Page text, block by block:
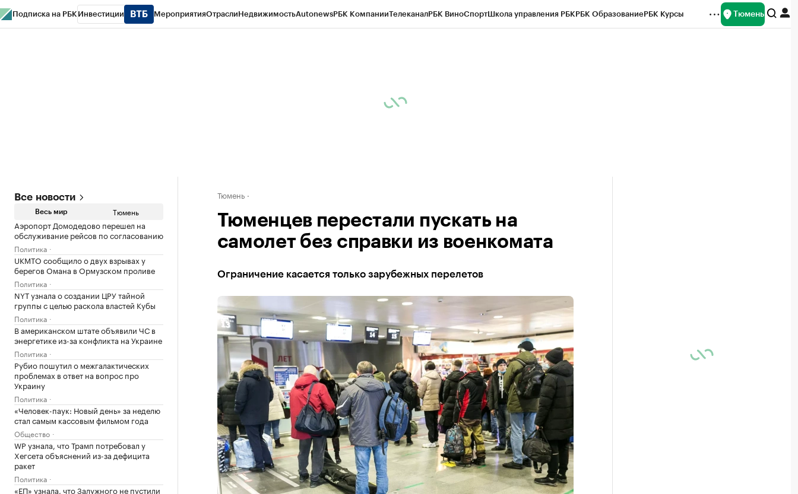
Подписка на РБК Инвестиции МероприятияОтраслиНедвижимостьAutonewsРБК КомпанииТелеканалРБК ВиноСпортШкола управления РБКРБК ОбразованиеРБК Курсы Тюмень
Все новости
Весь мир Тюмень
Аэропорт Домодедово перешел на
обслуживание рейсов по согласованию
Политика
UKMTO сообщило о двух взрывах у
берегов Омана в Ормузском проливе
Политика
NYT узнала о создании ЦРУ тайной
группы с целью раскола властей Кубы
Политика
В американском штате объявили ЧС в
энергетике из-за конфликта на Украине
Политика
Рубио пошутил о межгалактических
проблемах в ответ на вопрос про
Украину
Политика
«Человек-паук: Новый день» за неделю
стал самым кассовым фильмом года
Общество
WP узнала, что Трамп потребовал у
Хегсета объяснений из-за дефицита
ракет
Политика
«ЕП» узнала, что Залужного не пустили
Тюмень
Тюменцев перестали пускать на
самолет без справки из военкомата
Ограничение касается только зарубежных перелетов